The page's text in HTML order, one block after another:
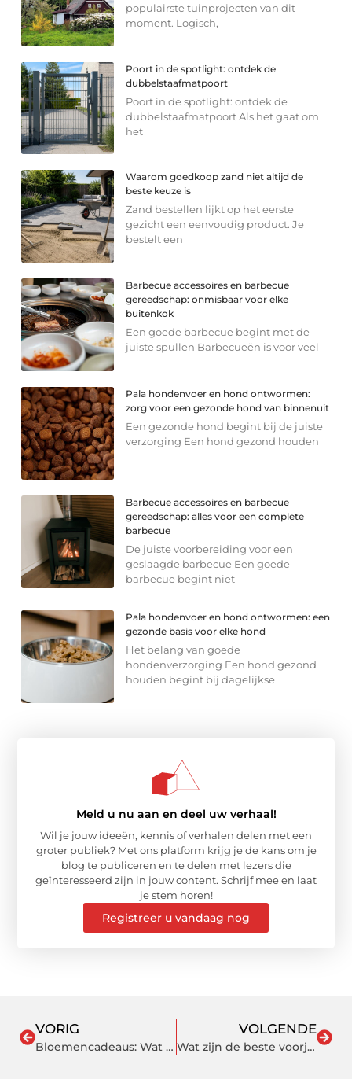
populairste tuinprojecten van dit
moment. Logisch,
Poort in de spotlight: ontdek de
dubbelstaafmatpoort
Poort in de spotlight: ontdek de
dubbelstaafmatpoort Als het gaat om
het
Waarom goedkoop zand niet altijd de
beste keuze is
Zand bestellen lijkt op het eerste
gezicht een eenvoudig product. Je
bestelt een
Barbecue accessoires en barbecue
gereedschap: onmisbaar voor elke
buitenkok
Een goede barbecue begint met de
juiste spullen Barbecueën is voor veel
Pala hondenvoer en hond ontwormen:
zorg voor een gezonde hond van binnenuit
Een gezonde hond begint bij de juiste
verzorging Een hond gezond houden
Barbecue accessoires en barbecue
gereedschap: alles voor een complete
barbecue
De juiste voorbereiding voor een
geslaagde barbecue Een goede
barbecue begint niet
Pala hondenvoer en hond ontwormen: een
gezonde basis voor elke hond
Het belang van goede
hondenverzorging Een hond gezond
houden begint bij dagelijkse
Meld u nu aan en deel uw verhaal!
Wil je jouw ideeën, kennis of verhalen delen met een
groter publiek? Met ons platform krijg je de kans om je
blog te publiceren en te delen met lezers die
geïnteresseerd zijn in jouw content. Schrijf mee en laat
je stem horen!
Registreer u vandaag nog
VORIG
Bloemencadeaus: Wat is jouw stijl?
VOLGENDE
Wat zijn de beste voorjaarsplanten om te kopen en waarom?